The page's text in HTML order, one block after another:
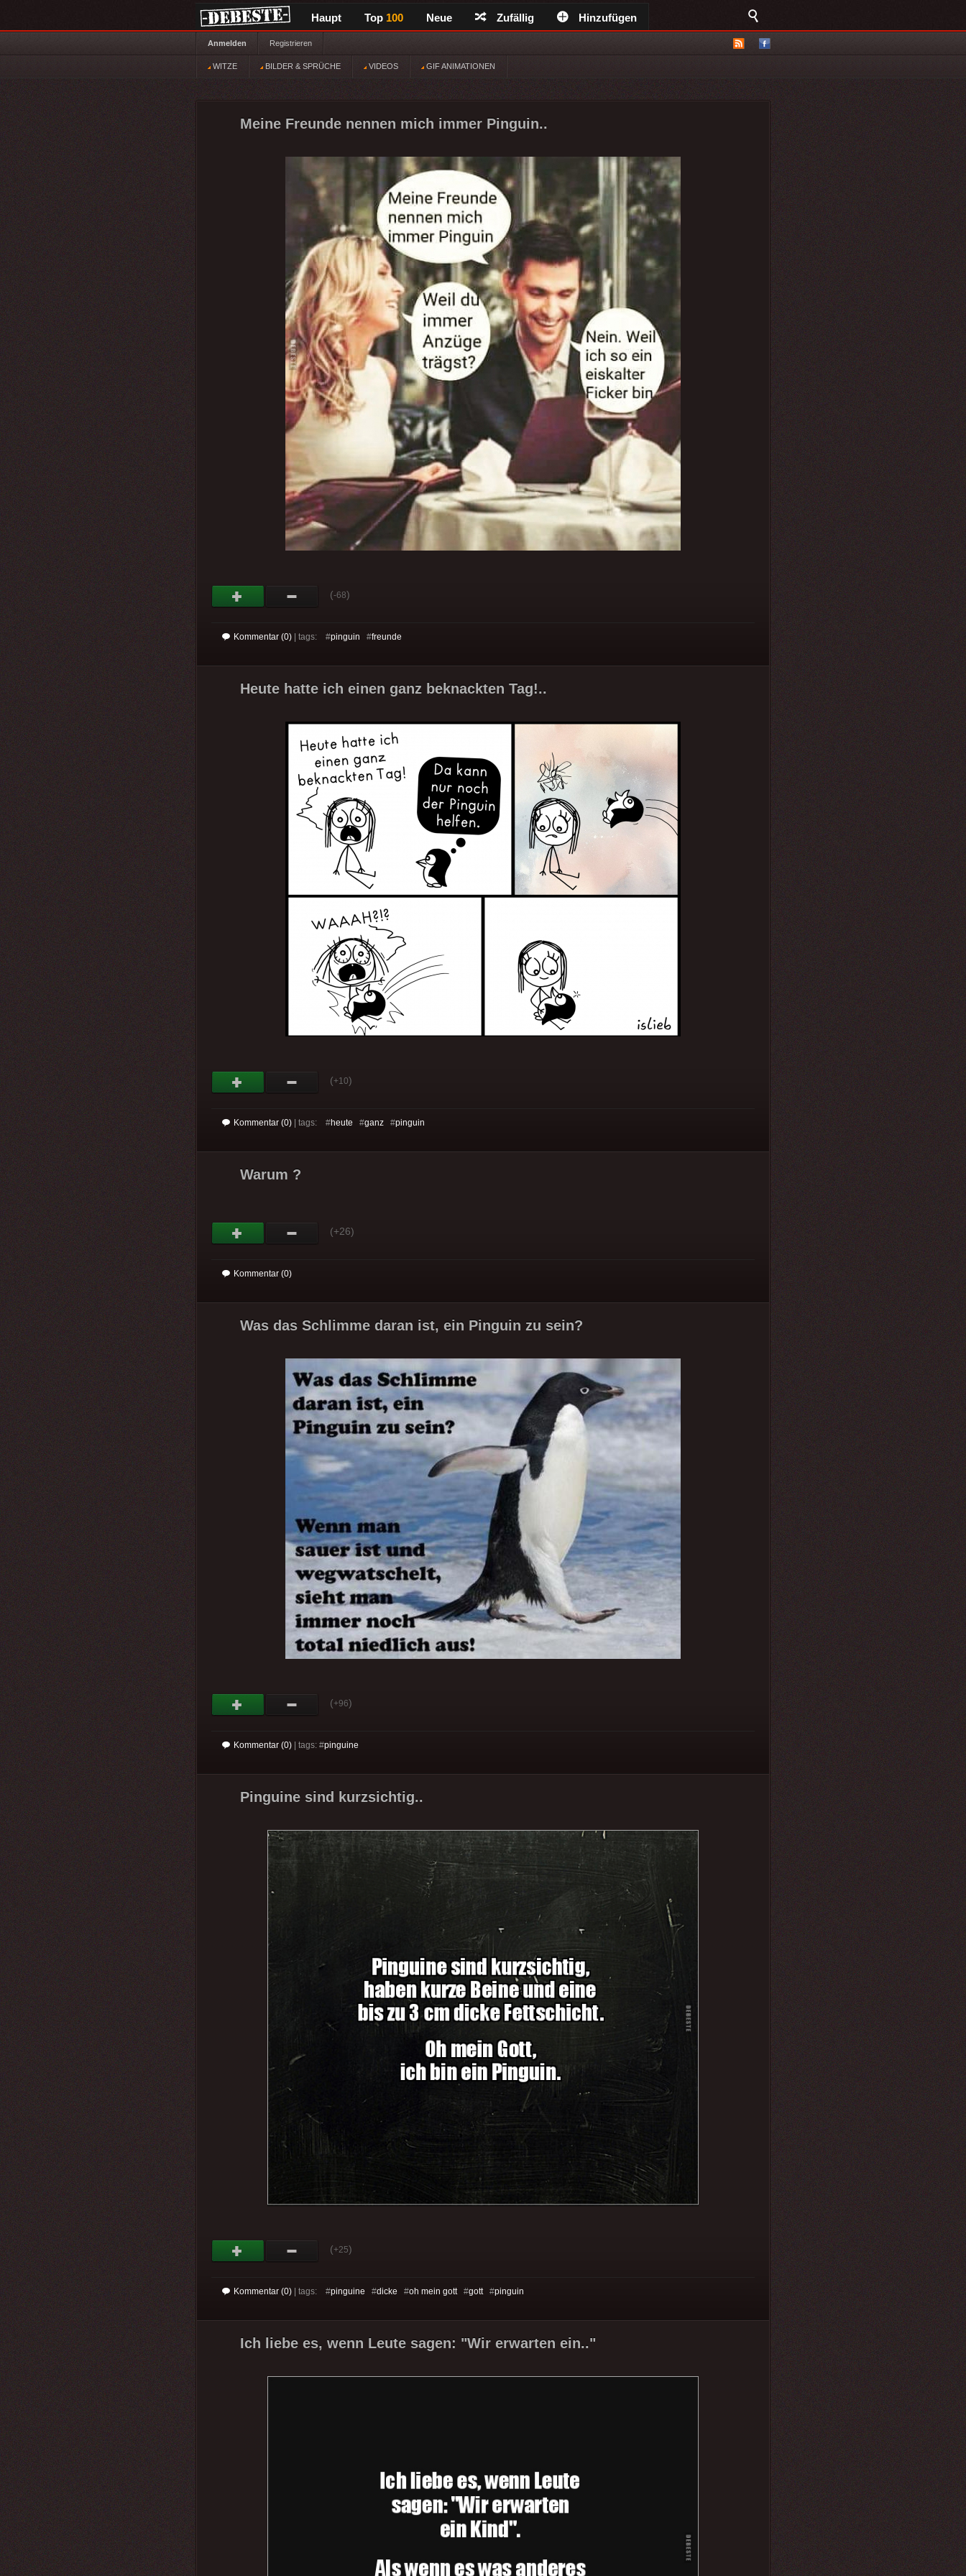
Haupt Top 100 Neue Zufällig Hinzufügen
Anmelden Registrieren
WITZE BILDER & SPRÜCHE VIDEOS GIF ANIMATIONEN
Meine Freunde nennen mich immer Pinguin..
(-68)
Kommentar (0) | tags: #pinguin #freunde
Heute hatte ich einen ganz beknackten Tag!..
(+10)
Kommentar (0) | tags: #heute #ganz #pinguin
Warum ?
(+26)
Kommentar (0)
Was das Schlimme daran ist, ein Pinguin zu sein?
(+96)
Kommentar (0) | tags: #pinguine
Pinguine sind kurzsichtig..
(+25)
Kommentar (0) | tags: #pinguine #dicke #oh mein gott#gott#pinguin
Ich liebe es, wenn Leute sagen: "Wir erwarten ein.."